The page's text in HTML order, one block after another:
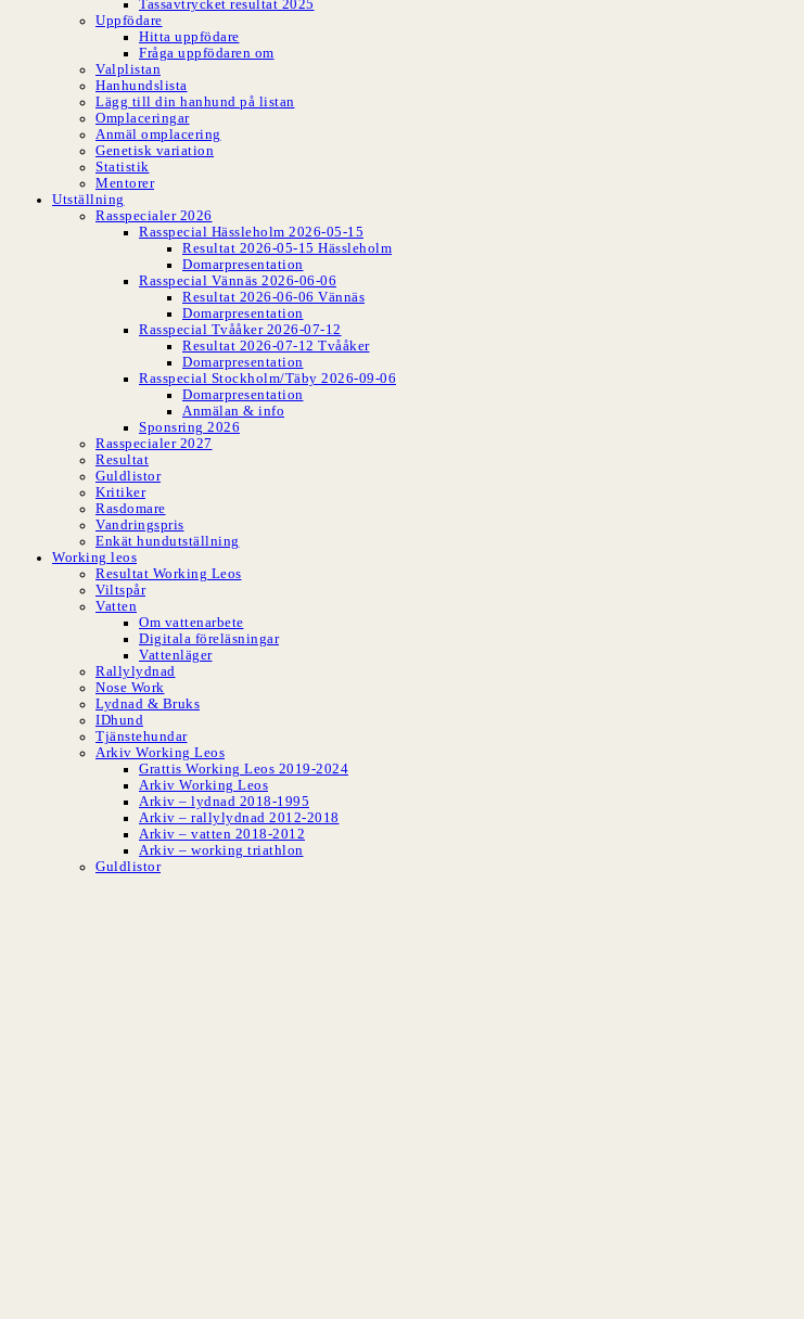
Tassavtrycket resultat 2025
Uppfödare
Hitta uppfödare
Fråga uppfödaren om
Valplistan
Hanhundslista
Lägg till din hanhund på listan
Omplaceringar
Anmäl omplacering
Genetisk variation
Statistik
Mentorer
Utställning
Rasspecialer 2026
Rasspecial Hässleholm 2026-05-15
Resultat 2026-05-15 Hässleholm
Domarpresentation
Rasspecial Vännäs 2026-06-06
Resultat 2026-06-06 Vännäs
Domarpresentation
Rasspecial Tvååker 2026-07-12
Resultat 2026-07-12 Tvååker
Domarpresentation
Rasspecial Stockholm/Täby 2026-09-06
Domarpresentation
Anmälan & info
Sponsring 2026
Rasspecialer 2027
Resultat
Guldlistor
Kritiker
Rasdomare
Vandringspris
Enkät hundutställning
Working leos
Resultat Working Leos
Viltspår
Vatten
Om vattenarbete
Digitala föreläsningar
Vattenläger
Rallylydnad
Nose Work
Lydnad & Bruks
IDhund
Tjänstehundar
Arkiv Working Leos
Grattis Working Leos 2019-2024
Arkiv Working Leos
Arkiv – lydnad 2018-1995
Arkiv – rallylydnad 2012-2018
Arkiv – vatten 2018-2012
Arkiv – working triathlon
Guldlistor